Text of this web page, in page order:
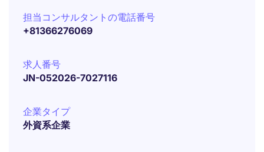
担当コンサルタントの電話番号
+81366276069
求人番号
JN-052026-7027116
企業タイプ
外資系企業